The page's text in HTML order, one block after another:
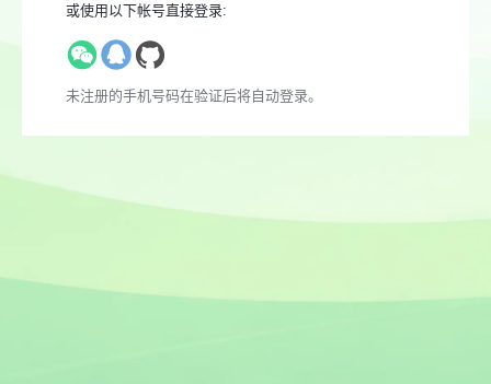
或使用以下帐号直接登录:
未注册的手机号码在验证后将自动登录。